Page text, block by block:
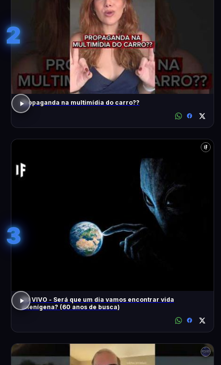
2
Propaganda na multimídia do carro??
3
AO VIVO - Será que um dia vamos encontrar vida
alienígena? (60 anos de busca)